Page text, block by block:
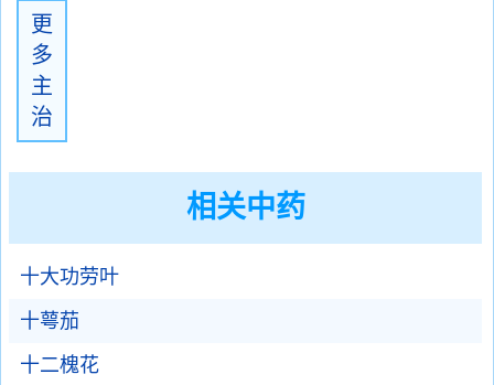
更
多
主
治
相关中药
十大功劳叶
十萼茄
十二槐花